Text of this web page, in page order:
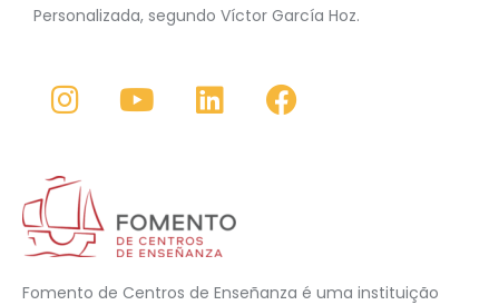
Personalizada, segundo Víctor García Hoz.
Fomento de Centros de Enseñanza é uma instituição